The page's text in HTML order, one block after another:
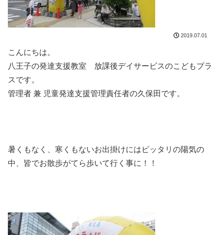
2019.07.01
こんにちは。
八王子の発達支援教室 放課後デイサービスのこどもプラ
スです。
管理者 兼 児童発達支援管理責任者の久保田です。
暑くもなく、寒くもないお出掛けにはピッタリの陽気の
中、皆でお散歩がてら歩いて行く事に！！